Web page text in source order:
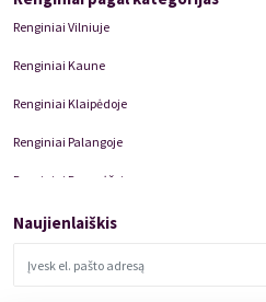
refleksija. Ypatingas
niuansams, rezonansui,
praktikose, tiek
kontekstuose.
che yra įgijęs smuiko atlikimo
konservatorijoje (Berklee) ir šiuo
Marcosu Balteriu, George’u
Renginiai Vilniuje
Renginiai Kaune
Renginiai Klaipėdoje
Renginiai Palangoje
Renginiai Panevėžyje
Domino Teatro Spektakliai
Naujienlaiškis